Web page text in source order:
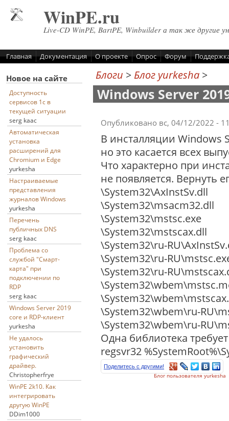
WinPE.ru
Live-CD WinPE, BartPE, Winbuilder а так же другие
Главная Документация О проекте Опрос Форум
Новое на сайте
Доступность
сервисов 1с в
текущей ситуации
serg kaac
Автоматическая
установка
расширений для
Chromium и Edge
yurkesha
Настраиваемые
представления
журналов Windows
yurkesha
Перечень
публичных DNS
serg kaac
Проблема со
службой "Смарт-
карта" при
подключении по
RDP
serg kaac
Windows Server 2019
core и RDP-клиент
yurkesha
Не удалось
установить
графический
драйвер.
Christopherfrye
WinPE 2k10. Как
интегрировать
другую WinPE
DDim1000
Блоги > Блог yurkesha >
Windows Server
Опубликовано вс, 04/12/2022 -
В инсталляции Windows
но это касается всех
Что характерно при
не появляется.
\System32\AxInstSv.dll
\System32\msacm32.dll
\System32\mstsc.exe
\System32\mstscax.dll
\System32\ru-
\System32\ru-
\System32\ru-
\System32\wbem\ru-
\System32\wbem\ru-
Одна библиотека
regsvr32
Поделитесь с другими!
Блог пользователя yurkesha